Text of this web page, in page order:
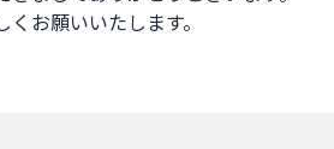
お願いいたします。